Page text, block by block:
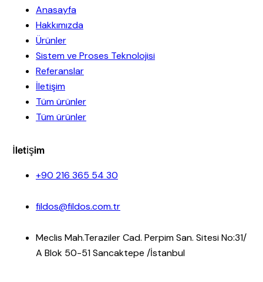
Anasayfa
Hakkımızda
Ürünler
Sistem ve Proses Teknolojisi
Referanslar
İletişim
Tüm ürünler
Tüm ürünler
İletişim
+90 216 365 54 30
fildos@fildos.com.tr
Meclis Mah.Teraziler Cad. Perpim San. Sitesi No:31/
A Blok 50-51 Sancaktepe /İstanbul